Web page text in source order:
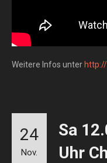
Weitere Infos unter
Sa
Uhr
24
Nov.